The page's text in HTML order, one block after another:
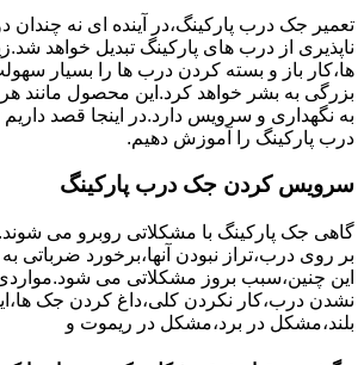
تعمیر جک درب پارکینگ،در آینده ای نه چندان
ناپذیری از درب های پارکینگ تبدیل خواهد
ها،کار باز و بسته کردن درب ها را بسیار
بزرگی به بشر خواهد کرد.این محصول مانند
به نگهداری و سرویس دارد.در اینجا قصد
درب پارکینگ را آموزش دهیم.
سرویس کردن جک درب پارکینگ
گاهی جک پارکینگ با مشکلاتی روبرو می
بر روی درب،تراز نبودن آنها،برخورد ضرباتی
این چنین،سبب بروز مشکلاتی می شود.مواردی
نشدن درب،کار نکردن کلی،داغ کردن جک
بلند،مشکل در برد،مشکل در ریموت و